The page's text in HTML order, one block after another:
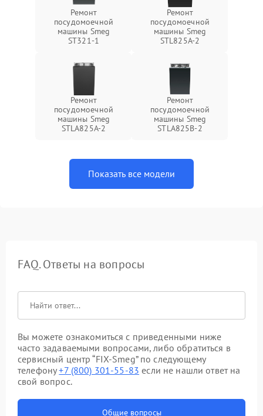
Ремонт
посудомоечной
машины Smeg
ST321-1
Ремонт
посудомоечной
машины Smeg
STL825A-2
Ремонт
посудомоечной
машины Smeg
STLA825A-2
Ремонт
посудомоечной
машины Smeg
STLA825B-2
Показать все модели
FAQ. Ответы на вопросы
Вы можете ознакомиться с приведенными ниже
часто задаваемыми вопросами, либо обратиться в
сервисный центр “FIX-Smeg” по следующему
телефону+7 (800) 301-55-83 если не нашли ответ на
свой вопрос.
Общие вопросы